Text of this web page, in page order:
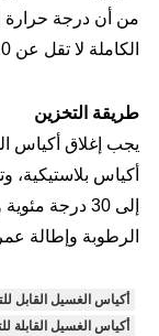
الكاملة لا تقل عن 20 دقيقة.
طريقة التخزين
يجب إغلاق أكياس
الرطوبة وإطالة
أكياس الغسيل القابل
أكياس الغسيل القابلة